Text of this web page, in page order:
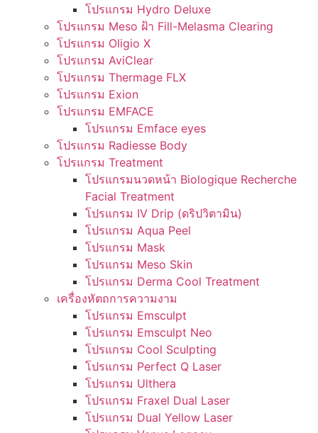
โปรแกรม Hydro Deluxe
โปรแกรม Meso ฝ้า Fill-Melasma Clearing
โปรแกรม Oligio X
โปรแกรม AviClear
โปรแกรม Thermage FLX
โปรแกรม Exion
โปรแกรม EMFACE
โปรแกรม Emface eyes
โปรแกรม Radiesse Body
โปรแกรม Treatment
โปรแกรมนวดหน้า Biologique Recherche
Facial Treatment
โปรแกรม IV Drip (ดริปวิตามิน)
โปรแกรม Aqua Peel
โปรแกรม Mask
โปรแกรม Meso Skin
โปรแกรม Derma Cool Treatment
เครื่องหัตถการความงาม
โปรแกรม Emsculpt
โปรแกรม Emsculpt Neo
โปรแกรม Cool Sculpting
โปรแกรม Perfect Q Laser
โปรแกรม Ulthera
โปรแกรม Fraxel Dual Laser
โปรแกรม Dual Yellow Laser